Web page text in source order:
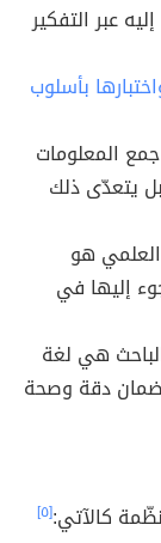
عبر التفكير
بأسلوب
المعلومات
يتعدّى ذلك
هو
إليها في
هي لغة
دقة وصحة
كالآتي:[٥]